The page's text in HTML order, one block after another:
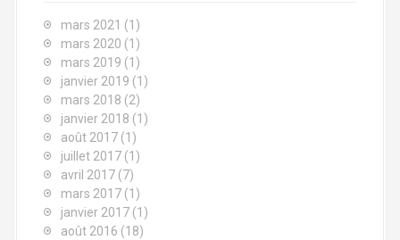
mars 2021 (1)
mars 2020 (1)
mars 2019 (1)
janvier 2019 (1)
mars 2018 (2)
janvier 2018 (1)
août 2017 (1)
juillet 2017 (1)
avril 2017 (7)
mars 2017 (1)
janvier 2017 (1)
août 2016 (18)